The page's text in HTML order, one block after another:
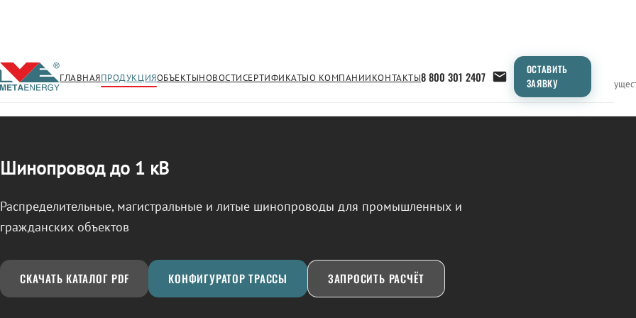
ГЛАВНАЯПРОДУКЦИЯОБЪЕКТЫНОВОСТИСЕРТИФИКАТЫО КОМПАНИИКОНТАКТЫ8 800 301 2407
ОСТАВИТЬ
ЗАЯВКУ
← Продукция/ШИНОПРОВОД Применение Продукция ТипоразмерыСравнение
Шинопровод до 1 кВ
Распределительные, магистральные и литые шинопроводы для промышленных и
гражданских объектов
СКАЧАТЬ КАТАЛОГ PDF КОНФИГУРАТОР ТРАССЫ ЗАПРОСИТЬ РАСЧЁТ